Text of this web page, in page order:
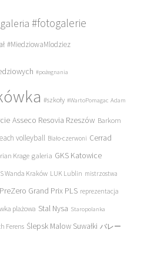
#fotogalerie
#MiedziowaMlodziez
#pożegnania
#szkoły #WartoPomagac Adam
Asseco Resovia Rzeszów Barkom
volleyball Biało-czerwoni Cerrad
Krage galeria GKS Katowice
Wanda Kraków LUK Lublin mistrzostwa
PreZero Grand Prix PLS reprezentacja
plażowa Stal Nysa Staropolanka
Ferens Ślepsk Malow Suwałki バレー